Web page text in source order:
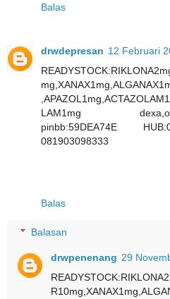
Balas
drwdepresan 12 Februari
LAM1mg
pinbb:59DEA74E
081903098333
Balas
Balasan
drwpenenang 29